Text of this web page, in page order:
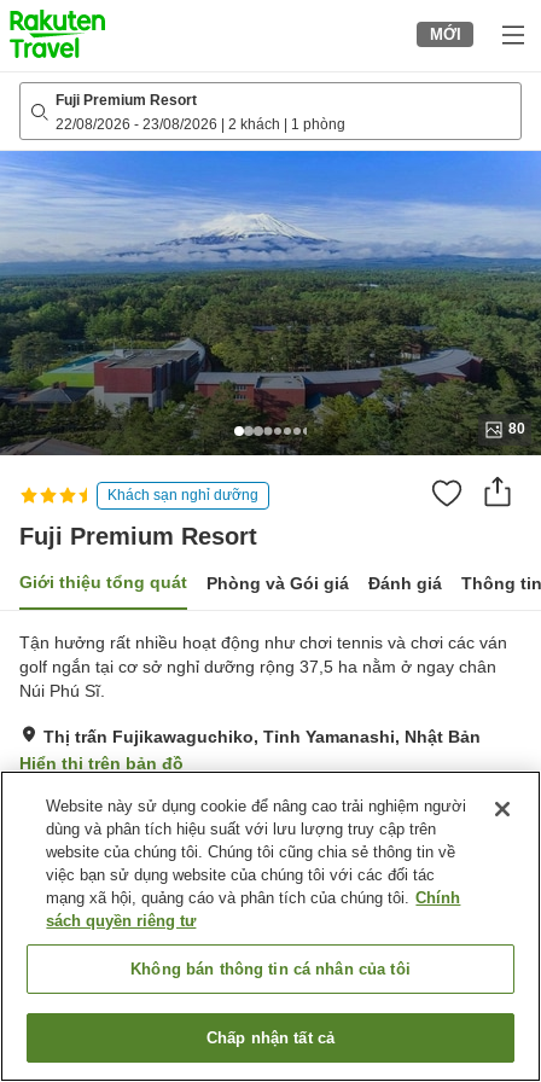
to
top
page
MỚI
Fuji Premium Resort
22/08/2026 - 23/08/2026 2 khách 1 phòng
80
Khách sạn nghỉ dưỡng
Fuji Premium Resort
Giới thiệu tổng quát Phòng và Gói giá Đánh giá Thông
Tận hưởng rất nhiều hoạt động như chơi tennis và chơi các ván
golf ngắn tại cơ sở nghỉ dưỡng rộng 37,5 ha nằm ở ngay chân
Núi Phú Sĩ.
Thị trấn Fujikawaguchiko, Tỉnh Yamanashi, Nhật Bản
Hiển thị trên bản đồ
Rất tốt Đánh giá:268 lượt
Tiện nghi chỗ nghỉ
Bãi đỗ xe
Hồ bơi
Nhà hàng
Trang chủ Nhật Bản Tỉnh Yamanashi
Thị trấn Fujikawaguchiko
Fuji Premium Resort
Tìm phòng trống
Website này sử dụng cookie để nâng cao trải nghiệm người
dùng và phân tích hiệu suất với lưu lượng truy cập trên
website của chúng tôi. Chúng tôi cũng chia sẻ thông tin về
việc bạn sử dụng website của chúng tôi với các đối tác
mạng xã hội, quảng cáo và phân tích của chúng tôi. Chính
sách quyền riêng tư
Không bán thông tin cá nhân của tôi
Chấp nhận tất cả